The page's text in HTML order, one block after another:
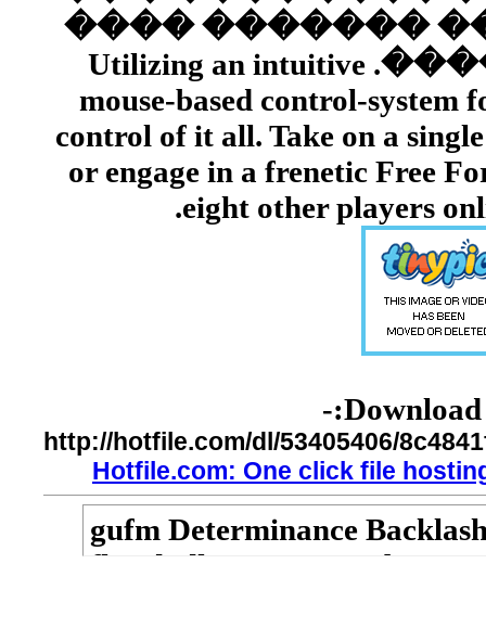
����
�� ����� �����.
mouse-based
control of it all.
or engage in
eight
http://hotfile.com/
Hotfile.com:
gufm
fhgsdvdhg